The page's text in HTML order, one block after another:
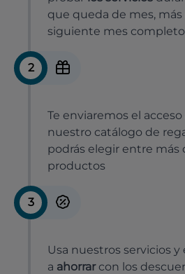
que queda de mes, más
siguiente mes completo
2
Te enviaremos el acceso
nuestro catálogo de
podrás elegir entre más
productos
3
Usa nuestros servicios y
a ahorrar con los